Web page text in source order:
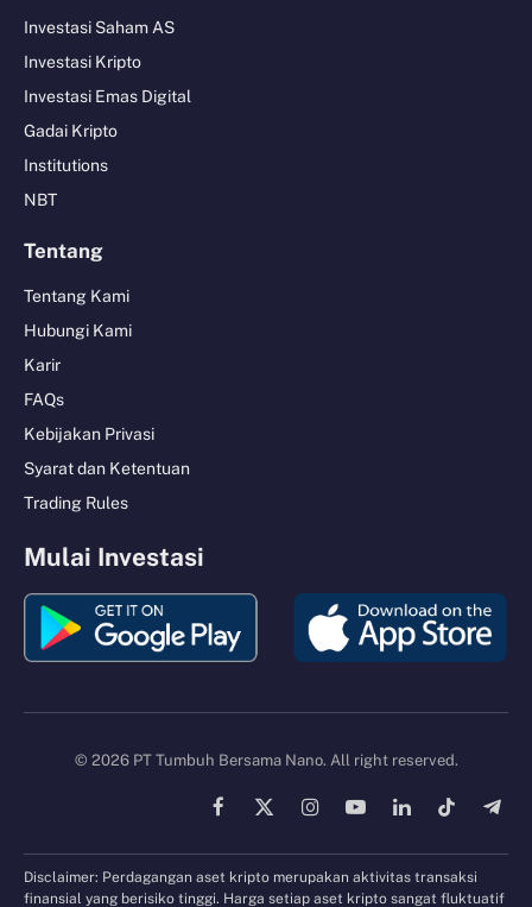
Investasi Saham AS
Investasi Kripto
Investasi Emas Digital
Gadai Kripto
Institutions
NBT
Tentang
Tentang Kami
Hubungi Kami
Karir
FAQs
Kebijakan Privasi
Syarat dan Ketentuan
Trading Rules
Mulai Investasi
© 2026 PT Tumbuh Bersama Nano. All right reserved.
Facebook
X
InstagramYouTubeLinkedInTikTok
Disclaimer: Perdagangan aset kripto merupakan aktivitas transaksi
finansial yang berisiko tinggi. Harga setiap aset kripto sangat fluktuatif